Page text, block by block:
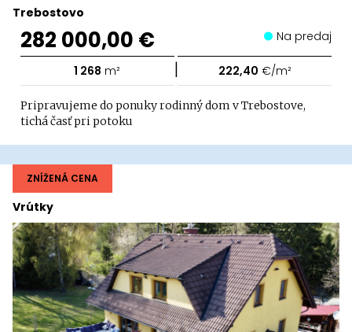
Trebostovo
282 000,00 € Na predaj
1 268 m² | 222,40 €/m²
Pripravujeme do ponuky rodinný dom v Trebostove,
tichá časť pri potoku
Vrútky
ZNÍŽENÁ CENA